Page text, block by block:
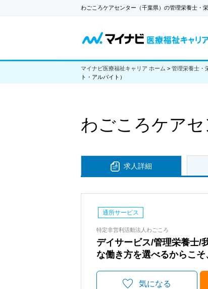
わごころケアセンター（千葉県）の管理栄養士・
マイナビ医療福祉キャリア ホーム > 管理栄養士・
ト・アルバイト）
わごころケアセ
求人詳細
通所サービス
特定非営利活動法人わごころ
デイサービス/管理栄養士/
な働き方を選べるからこそ
気になる